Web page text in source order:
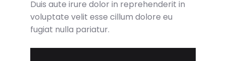
Duis aute irure dolor in reprehenderit in
voluptate velit esse cillum dolore eu
fugiat nulla pariatur.